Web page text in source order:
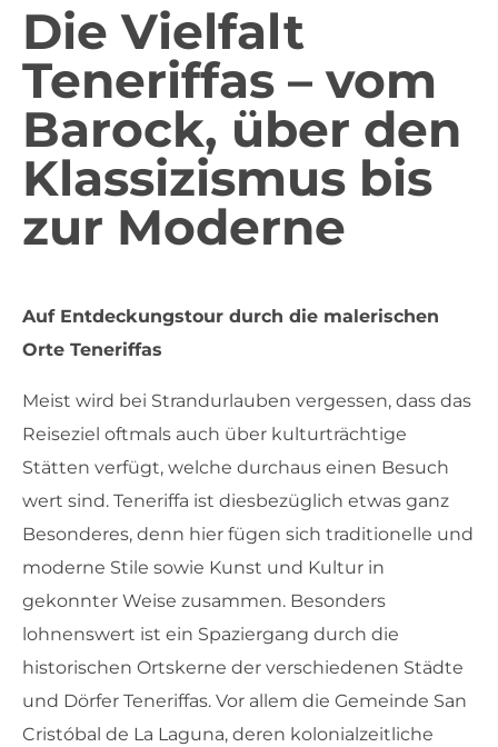
Die Vielfalt
Teneriffas – vom
Barock, über den
Klassizismus bis
zur Moderne
Auf Entdeckungstour durch die malerischen
Orte Teneriffas
Meist wird bei Strandurlauben vergessen, dass das
Reiseziel oftmals auch über kulturträchtige
Stätten verfügt, welche durchaus einen Besuch
wert sind. Teneriffa ist diesbezüglich etwas ganz
Besonderes, denn hier fügen sich traditionelle und
moderne Stile sowie Kunst und Kultur in
gekonnter Weise zusammen. Besonders
lohnenswert ist ein Spaziergang durch die
historischen Ortskerne der verschiedenen Städte
und Dörfer Teneriffas. Vor allem die Gemeinde San
Cristóbal de La Laguna, deren kolonialzeitliche